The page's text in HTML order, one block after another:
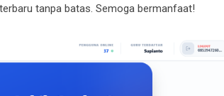
tanpa batas. Semoga bermanfaat!